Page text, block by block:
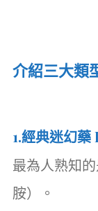
介紹三大類
1.經典迷幻藥
最為人熟知
胺）。